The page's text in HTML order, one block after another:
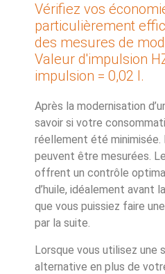
Vérifiez vos
particulièrement
des mesures de
Valeur d'impulsion
impulsion = 0,02 l.
Après la modernisation
savoir si votre
réellement été minimisée.
peuvent être mesurées.
offrent un contrôle
d’huile, idéalement avant
que vous puissiez faire
par la suite.
Lorsque vous utilisez une
alternative en plus de